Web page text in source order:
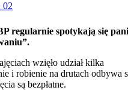
regularnie spotykają się
wzięło udział kilka
i robienie na drutach odbywa
są bezpłatne.